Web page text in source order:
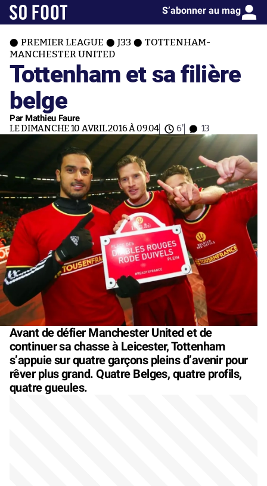
S’abonner au mag
PREMIER LEAGUE J33
TOTTENHAM-
MANCHESTER UNITED
Tottenham et sa filière
belge
Par Mathieu Faure
LE DIMANCHE 10 AVRIL 2016 À 09:04 6' 13
Avant de défier Manchester United et de
continuer sa chasse à Leicester, Tottenham
s’appuie sur quatre garçons pleins d’avenir pour
rêver plus grand. Quatre Belges, quatre profils,
quatre gueules.